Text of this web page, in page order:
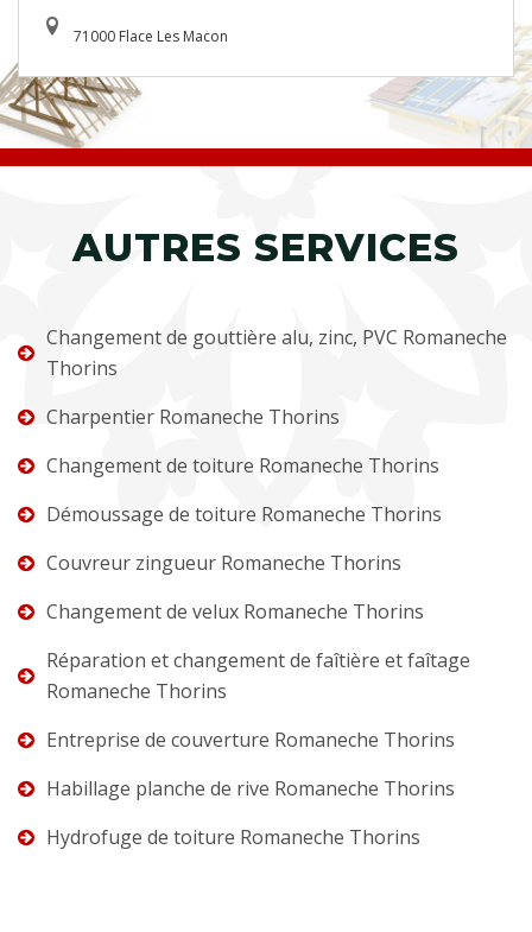
71000 Flace Les Macon
AUTRES SERVICES
Changement de gouttière alu, zinc, PVC Romaneche
Thorins
Charpentier Romaneche Thorins
Changement de toiture Romaneche Thorins
Démoussage de toiture Romaneche Thorins
Couvreur zingueur Romaneche Thorins
Changement de velux Romaneche Thorins
Réparation et changement de faîtière et faîtage
Romaneche Thorins
Entreprise de couverture Romaneche Thorins
Habillage planche de rive Romaneche Thorins
Hydrofuge de toiture Romaneche Thorins